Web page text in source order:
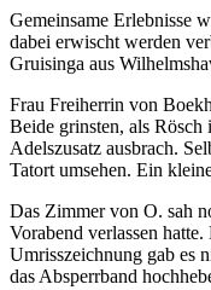
Gemeinsame Erlebnisse
dabei erwischt werden
Gruisinga aus
Frau Freiherrin von
Beide grinsten, als Rösch
Adelszusatz ausbrach.
Tatort umsehen. Ein
Das Zimmer von O. sah
Vorabend verlassen
Umrisszeichnung gab es
das Absperrband